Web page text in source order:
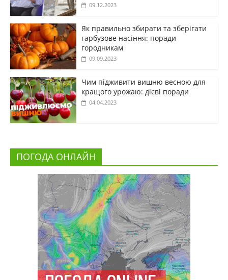
09.12.2023
Як правильно збирати та зберігати
гарбузове насіння: поради
городникам
09.09.2023
Чим підживити вишню весною для
кращого урожаю: дієві поради
04.04.2023
ПОГОДА ОНЛАЙН